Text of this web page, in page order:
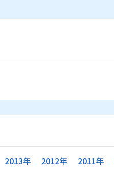
2013年 2012年 2011年